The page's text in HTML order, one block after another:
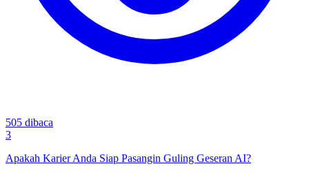
505 dibaca
3
Apakah Karier Anda Siap Pasangin Guling Geseran AI?